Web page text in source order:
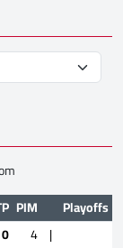
PIM Playoffs
0 4 |